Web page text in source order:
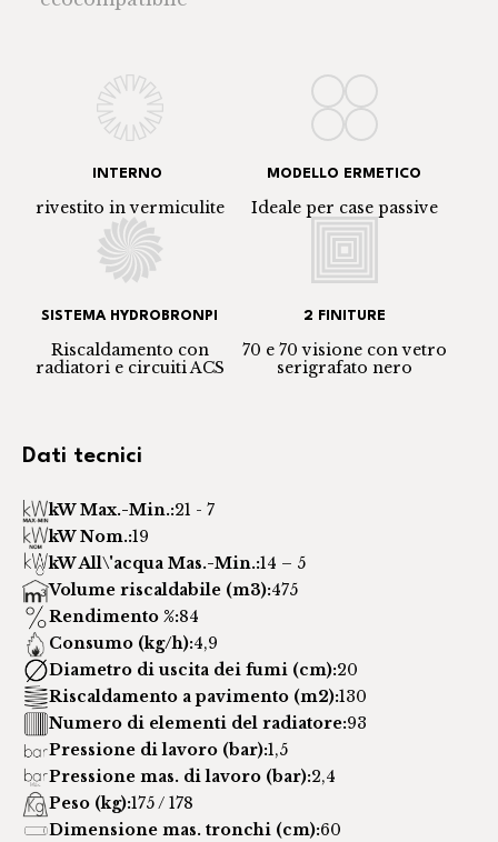
INTERNO
rivestito in vermiculite
MODELLO ERMETICO
Ideale per case passive
SISTEMA HYDROBRONPI
Riscaldamento con
radiatori e circuiti ACS
2 FINITURE
70 e 70 visione con vetro
serigrafato nero
Dati tecnici
kW Max.-Min.:21 - 7
kW Nom.:19
kW All\'acqua Mas.-Min.:14 – 5
Volume riscaldabile (m3):475
Rendimento %:84
Consumo (kg/h):4,9
Diametro di uscita dei fumi (cm):20
Riscaldamento a pavimento (m2):130
Numero di elementi del radiatore:93
Pressione di lavoro (bar):1,5
Pressione mas. di lavoro (bar):2,4
Peso (kg):175 / 178
Dimensione mas. tronchi (cm):60